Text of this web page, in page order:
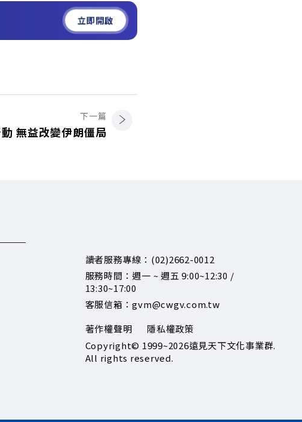
立即開啟
下一篇
無益改變伊朗僵局
讀者服務專線：(02)2662-0012
服務時間：週一 ~ 週五 9:00~12:30 /
13:30~17:00
客服信箱：gvm@cwgv.com.tw
著作權聲明
隱私權政策
Copyright© 1999~2026遠見天下文化事業群.
All rights reserved.